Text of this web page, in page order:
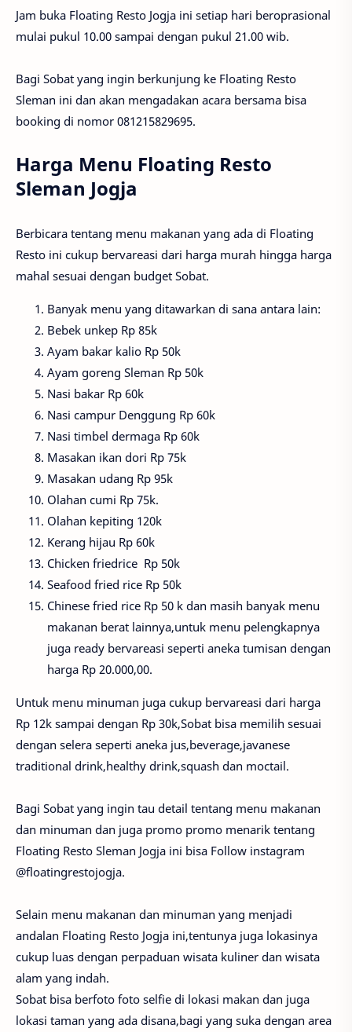
Jam buka Floating Resto Jogja ini setiap hari beroprasional
mulai pukul 10.00 sampai dengan pukul 21.00 wib.
Bagi Sobat yang ingin berkunjung ke Floating Resto
Sleman ini dan akan mengadakan acara bersama bisa
booking di nomor 081215829695.
Harga Menu Floating Resto
Sleman Jogja
Berbicara tentang menu makanan yang ada di Floating
Resto ini cukup bervareasi dari harga murah hingga harga
mahal sesuai dengan budget Sobat.
Banyak menu yang ditawarkan di sana antara lain:
Bebek unkep Rp 85k
Ayam bakar kalio Rp 50k
Ayam goreng Sleman Rp 50k
Nasi bakar Rp 60k
Nasi campur Denggung Rp 60k
Nasi timbel dermaga Rp 60k
Masakan ikan dori Rp 75k
Masakan udang Rp 95k
Olahan cumi Rp 75k.
Olahan kepiting 120k
Kerang hijau Rp 60k
Chicken friedrice Rp 50k
Seafood fried rice Rp 50k
Chinese fried rice Rp 50 k dan masih banyak menu
makanan berat lainnya,untuk menu pelengkapnya
juga ready bervareasi seperti aneka tumisan dengan
harga Rp 20.000,00.
Untuk menu minuman juga cukup bervareasi dari harga
Rp 12k sampai dengan Rp 30k,Sobat bisa memilih sesuai
dengan selera seperti aneka jus,beverage,javanese
traditional drink,healthy drink,squash dan moctail.
Bagi Sobat yang ingin tau detail tentang menu makanan
dan minuman dan juga promo promo menarik tentang
Floating Resto Sleman Jogja ini bisa Follow instagram
@floatingrestojogja.
Selain menu makanan dan minuman yang menjadi
andalan Floating Resto Jogja ini,tentunya juga lokasinya
cukup luas dengan perpaduan wisata kuliner dan wisata
alam yang indah.
Sobat bisa berfoto foto selfie di lokasi makan dan juga
lokasi taman yang ada disana,bagi yang suka dengan area